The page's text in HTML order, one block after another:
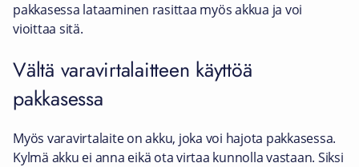
pakkasessa lataaminen rasittaa myös akkua ja voi
vioittaa sitä.
Vältä varavirtalaitteen käyttöä
pakkasessa
Myös varavirtalaite on akku, joka voi hajota pakkasessa.
Kylmä akku ei anna eikä ota virtaa kunnolla vastaan. Siksi